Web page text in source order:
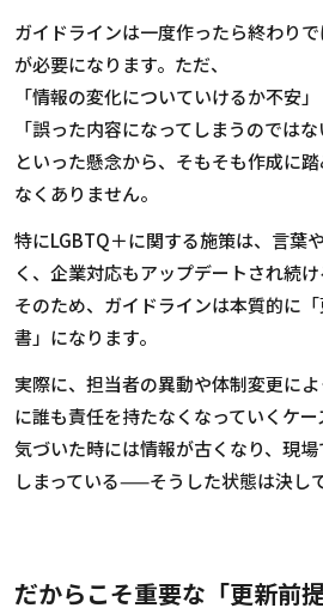
ガイドラインは一度作ったら終わり
が必要になります。ただ、
「情報の変化についていけるか不安」
「誤った内容になってしまうのではな
といった懸念から、そもそも作成に
なくありません。
特にLGBTQ＋に関する施策は、言葉
く、企業対応もアップデートされ続け
そのため、ガイドラインは本質的に
書」になります。
実際に、担当者の異動や体制変更に
に誰も責任を持たなくなっていくケー
気づいた時には情報が古くなり、現
しまっている——そうした状態は決し
だからこそ重要な「更新前提